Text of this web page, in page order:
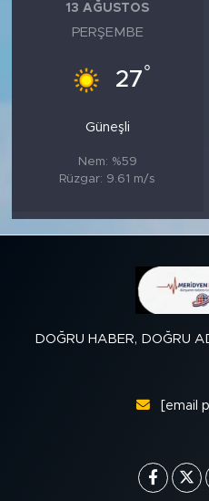
13 AĞUSTOS
PERŞEMBE
27°
Güneşli
Nem: %59
Rüzgar: 9.61 m/s
DOĞRU HABER, DOĞRU
[email